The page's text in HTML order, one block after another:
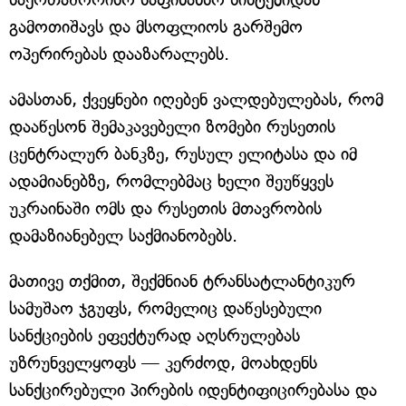
გამოთიშავს და მსოფლიოს გარშემო
ოპერირებას დააზარალებს.
ამასთან, ქვეყნები იღებენ ვალდებულებას, რომ
დააწესონ შემაკავებელი ზომები რუსეთის
ცენტრალურ ბანკზე, რუსულ ელიტასა და იმ
ადამიანებზე, რომლებმაც ხელი შეუწყვეს
უკრაინაში ომს და რუსეთის მთავრობის
დამაზიანებელ საქმიანობებს.
მათივე თქმით, შექმნიან ტრანსატლანტიკურ
სამუშაო ჯგუფს, რომელიც დაწესებული
სანქციების ეფექტურად აღსრულებას
უზრუნველყოფს — კერძოდ, მოახდენს
სანქცირებული პირების იდენტიფიცირებასა და